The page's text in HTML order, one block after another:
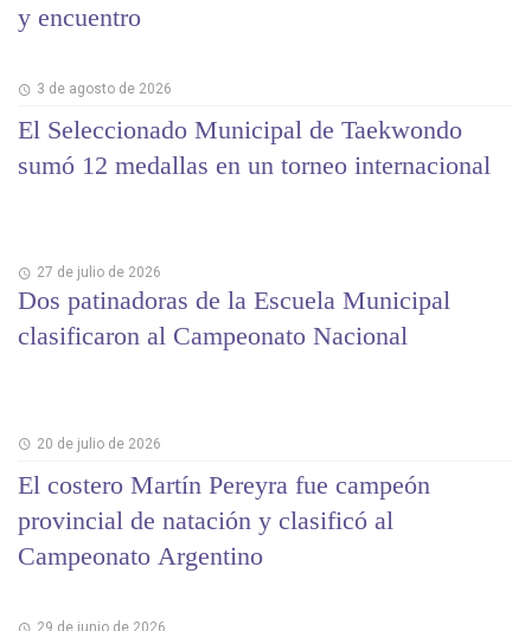
y encuentro
3 de agosto de 2026
El Seleccionado Municipal de Taekwondo
sumó 12 medallas en un torneo internacional
27 de julio de 2026
Dos patinadoras de la Escuela Municipal
clasificaron al Campeonato Nacional
20 de julio de 2026
El costero Martín Pereyra fue campeón
provincial de natación y clasificó al
Campeonato Argentino
29 de junio de 2026